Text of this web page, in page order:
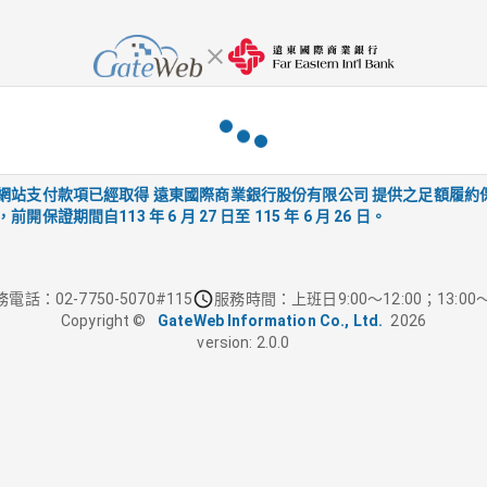
站支付款項已經取得 遠東國際商業銀行股份有限公司 提供之足額履約
前開保證期間自113 年 6 月 27 日至 115 年 6 月 26 日。
電話：02-7750-5070#115
服務時間：上班日9:00～12:00；13:00
Copyright © GateWeb Information Co., Ltd. 2026
version: 2.0.0